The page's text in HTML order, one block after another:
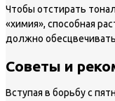
Чтобы отстирать
«химия», способная
должно
Советы и
Вступая в борьбу с